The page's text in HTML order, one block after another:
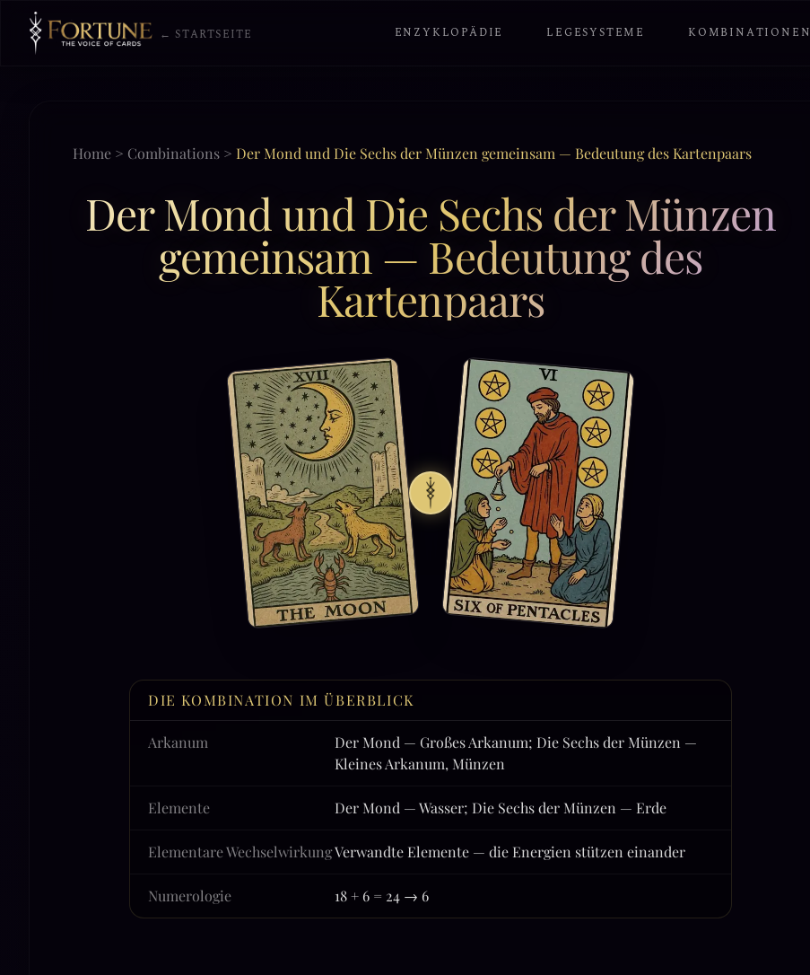
← STARTSEITE ENZYKLOPÄDIE LEGESYSTEME KOMBINATIONEN
Home > Combinations > Der Mond und Die Sechs der Münzen gemeinsam — Bedeutung des Kartenpaars
Der Mond und Die Sechs der Münzen
gemeinsam — Bedeutung des
Kartenpaars
DIE KOMBINATION IM ÜBERBLICK
Arkanum
Der Mond — Großes Arkanum; Die Sechs der Münzen —
Kleines Arkanum, Münzen
Elemente Der Mond — Wasser; Die Sechs der Münzen — Erde
Elementare WechselwirkungVerwandte Elemente — die Energien stützen einander
Numerologie 18 + 6 = 24 → 6